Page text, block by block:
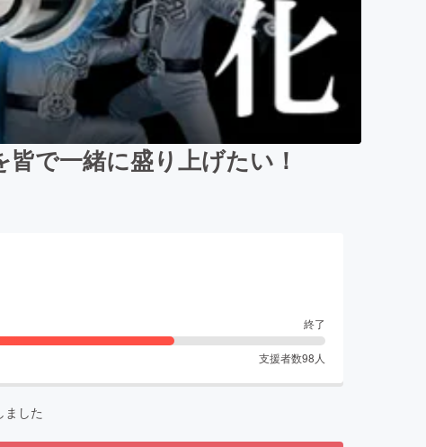
で一緒に盛り上げたい！
終了
支援者数98 人
ました